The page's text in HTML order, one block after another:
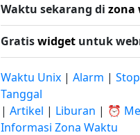
Waktu sekarang di zona
Gratiswidget untuk
Waktu Unix | Alarm |
Tanggal
| Artikel | Liburan | ⏰
Informasi Zona Waktu